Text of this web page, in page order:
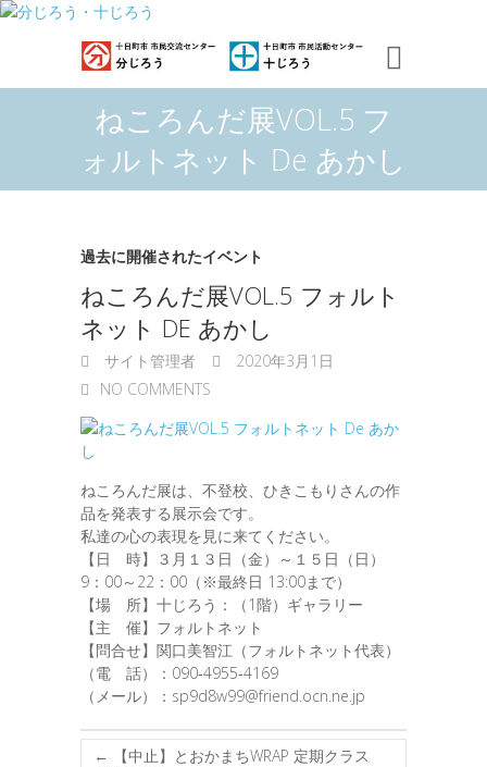
ねころんだ展VOL.5 フ
ォルトネット De あかし
過去に開催されたイベント
ねころんだ展VOL.5 フォルト
ネット DE あかし
サイト管理者
2020年3月1日
NO COMMENTS
ねころんだ展は、不登校、ひきこもりさんの作
品を発表する展示会です。
私達の心の表現を見に来てください。
【日 時】３月１３日（金）～１５日（日）
9：00～22：00（※最終日 13:00まで）
【場 所】十じろう：（1階）ギャラリー
【主 催】フォルトネット
【問合せ】関口美智江（フォルトネット代表）
（電 話）：090‐4955‐4169
（メール）：sp9d8w99@friend.ocn.ne.jp
←
【中止】とおかまちWRAP 定期クラス